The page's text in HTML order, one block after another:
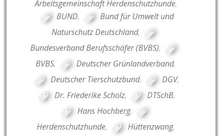
Arbeitsgemeinschaft Herdenschutzhunde,
BUND,
Bund für Umwelt und
Naturschutz Deutschland,
Bundesverband Berufsschäfer (BVBS),
BVBS, Deutscher Grünlandverband,
Deutscher Tierschutzbund, DGV,
Dr. Friederike Scholz, DTSchB,
Hans Hochberg,
Herdenschutzhunde, Hüttenzwang,